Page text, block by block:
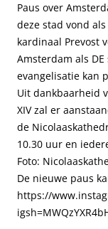
Paus over
deze stad vond
kardinaal Prevost
Amsterdam als
evangelisatie kan
Uit dankbaarheid
XIV zal er
de
10.30 uur en
Foto:
De nieuwe paus
https://